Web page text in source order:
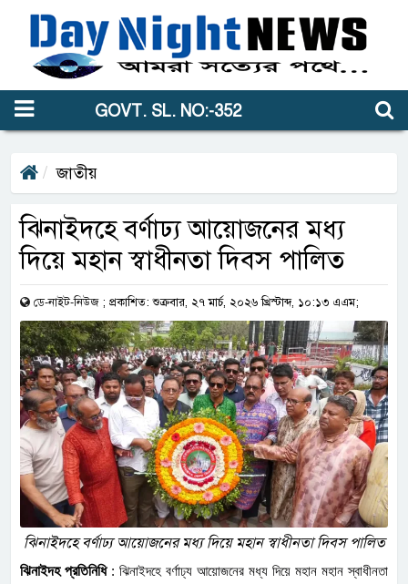
GOVT. SL. NO:-352
জাতীয়
ঝিনাইদহে বর্ণাঢ্য আয়োজনের মধ্য
দিয়ে মহান স্বাধীনতা দিবস পালিত
ডে-নাইট-নিউজ ; প্রকাশিত: শুক্রবার, ২৭ মার্চ, ২০২৬ খ্রিস্টাব্দ, ১০:১৩ এএম;
ঝিনাইদহে বর্ণাঢ্য আয়োজনের মধ্য দিয়ে মহান স্বাধীনতা দিবস পালিত
ঝিনাইদহ প্রতিনিধি: ‎ ঝিনাইদহে বর্ণাঢ্য আয়োজনের মধ্য দিয়ে মহান মহান স্বাধীনতা